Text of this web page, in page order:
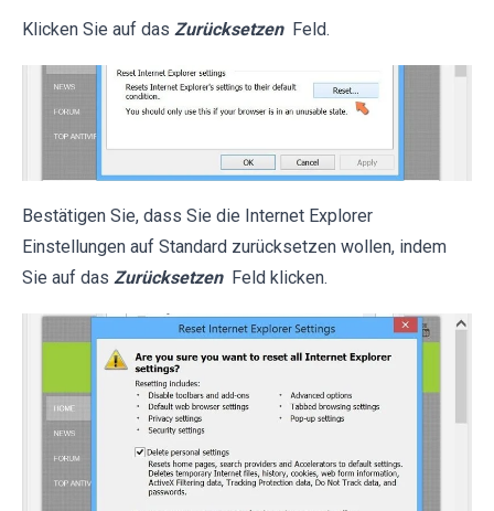
Klicken Sie auf das Zurücksetzen Feld.
Bestätigen Sie, dass Sie die Internet Explorer
Einstellungen auf Standard zurücksetzen wollen, indem
Sie auf das Zurücksetzen Feld klicken.